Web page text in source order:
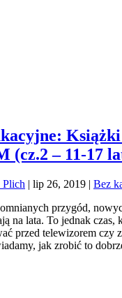
(cz.2 – 11-17
Plich | lip 26, 2019 | Bez
przygód,
na lata. To jednak czas,
przed telewizorem czy
jak zrobić to